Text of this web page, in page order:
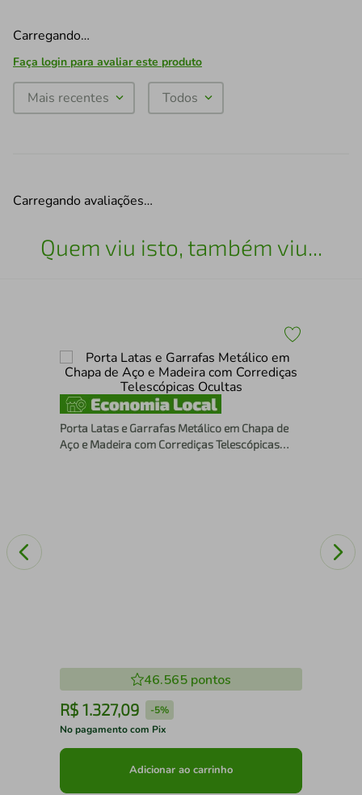
Carregando…
Faça login para avaliar este produto
Mais recentes Todos
Carregando avaliações…
Quem viu isto, também viu...
Porta Latas e Garrafas Metálico em Chapa de
Aço e Madeira com Corrediças Telescópicas
46.565 pontos
R$ 1.327,09 -5%
No pagamento com Pix
Adicionar ao carrinho